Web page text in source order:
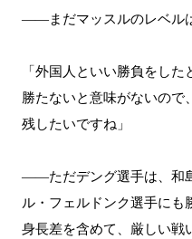
――まだマッスルのレベル
「外国人といい勝負をした
勝たないと意味がないので
残したいですね」
――ただデング選手は、和
ル・フェルドンク選手にも
身長差を含めて、厳しい戦